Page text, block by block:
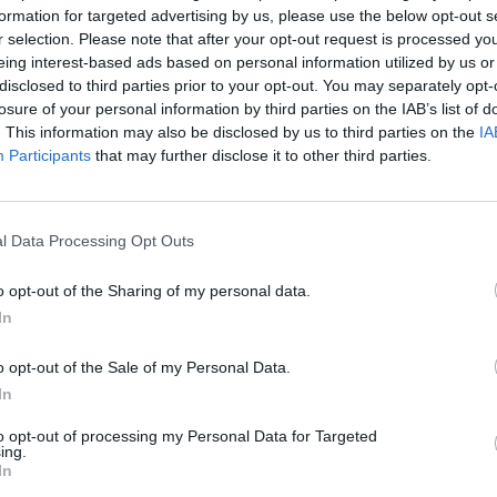
for targeted advertising by us, please use the below opt-out
selection. Please note that after your opt-out request is processed
interest-based ads based on personal information utilized by us
to third parties prior to your opt-out. You may separately
of your personal information by third parties on the IAB’s list of
This information may also be disclosed by us to third parties on the
Participants that may further disclose it to other third parties.
Data Processing Opt Outs
opt-out of the Sharing of my personal data.
opt-out of the Sale of my Personal Data.
opt-out of processing my Personal Data for Targeted
Cím: Dudás Attila
Műgyűjtők Háza kft.
Budapest
1023.Bp. Zsigmond tér 11.
1023
Telefon: 18008123
Bemutatkozás: 2013 nyarán nyitottuk meg
optimális áron, gyorsan találjanak vevőt
gyűjteményüket változatos kínálatunkból.
árverést! Kedd-től péntek-ig 11.00-este 18.00